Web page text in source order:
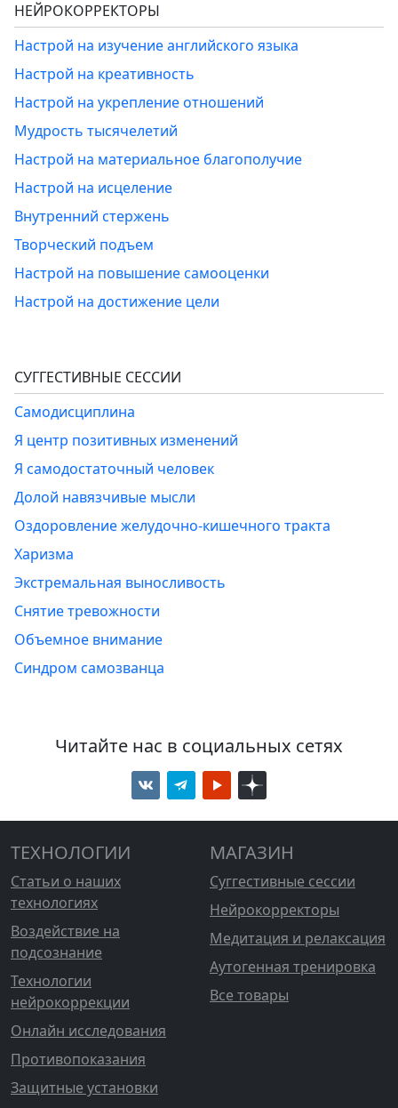
НЕЙРОКОРРЕКТОРЫ
Настрой на изучение английского языка
Настрой на креативность
Настрой на укрепление отношений
Мудрость тысячелетий
Настрой на материальное благополучие
Настрой на исцеление
Внутренний стержень
Творческий подъем
Настрой на повышение самооценки
Настрой на достижение цели
СУГГЕСТИВНЫЕ СЕССИИ
Самодисциплина
Я центр позитивных изменений
Я самодостаточный человек
Долой навязчивые мысли
Оздоровление желудочно-кишечного тракта
Харизма
Экстремальная выносливость
Снятие тревожности
Объемное внимание
Синдром самозванца
Читайте нас в социальных сетях
ТЕХНОЛОГИИ
Статьи о наших
технологиях
Воздействие на
подсознание
Технологии
нейрокоррекции
Онлайн исследования
Противопоказания
Защитные установки
МАГАЗИН
Суггестивные сессии
Нейрокорректоры
Медитация и релаксация
Аутогенная тренировка
Все товары